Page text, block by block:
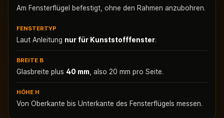
Am Fensterflügel befestigt, ohne den Rahmen anzubohren.
FENSTERTYP
Laut Anleitung nur für Kunststofffenster.
BREITE B
Glasbreite plus 40 mm , also 20 mm pro Seite.
HÖHE H
Von Oberkante bis Unterkante des Fensterflügels messen.